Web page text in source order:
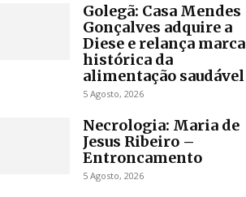
Golegã: Casa Mendes
Gonçalves adquire a
Diese e relança marca
histórica da
alimentação saudável
5 Agosto, 2026
Necrologia: Maria de
Jesus Ribeiro –
Entroncamento
5 Agosto, 2026